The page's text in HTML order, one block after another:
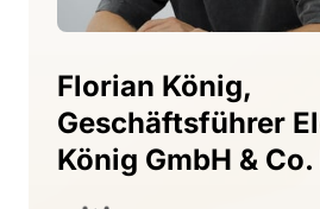
Florian
Geschäftsführer
König GmbH & Co.